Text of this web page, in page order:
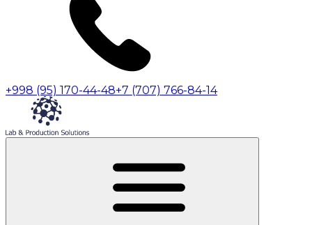
+998 (95) 170-44-48+7 (707) 766-84-14